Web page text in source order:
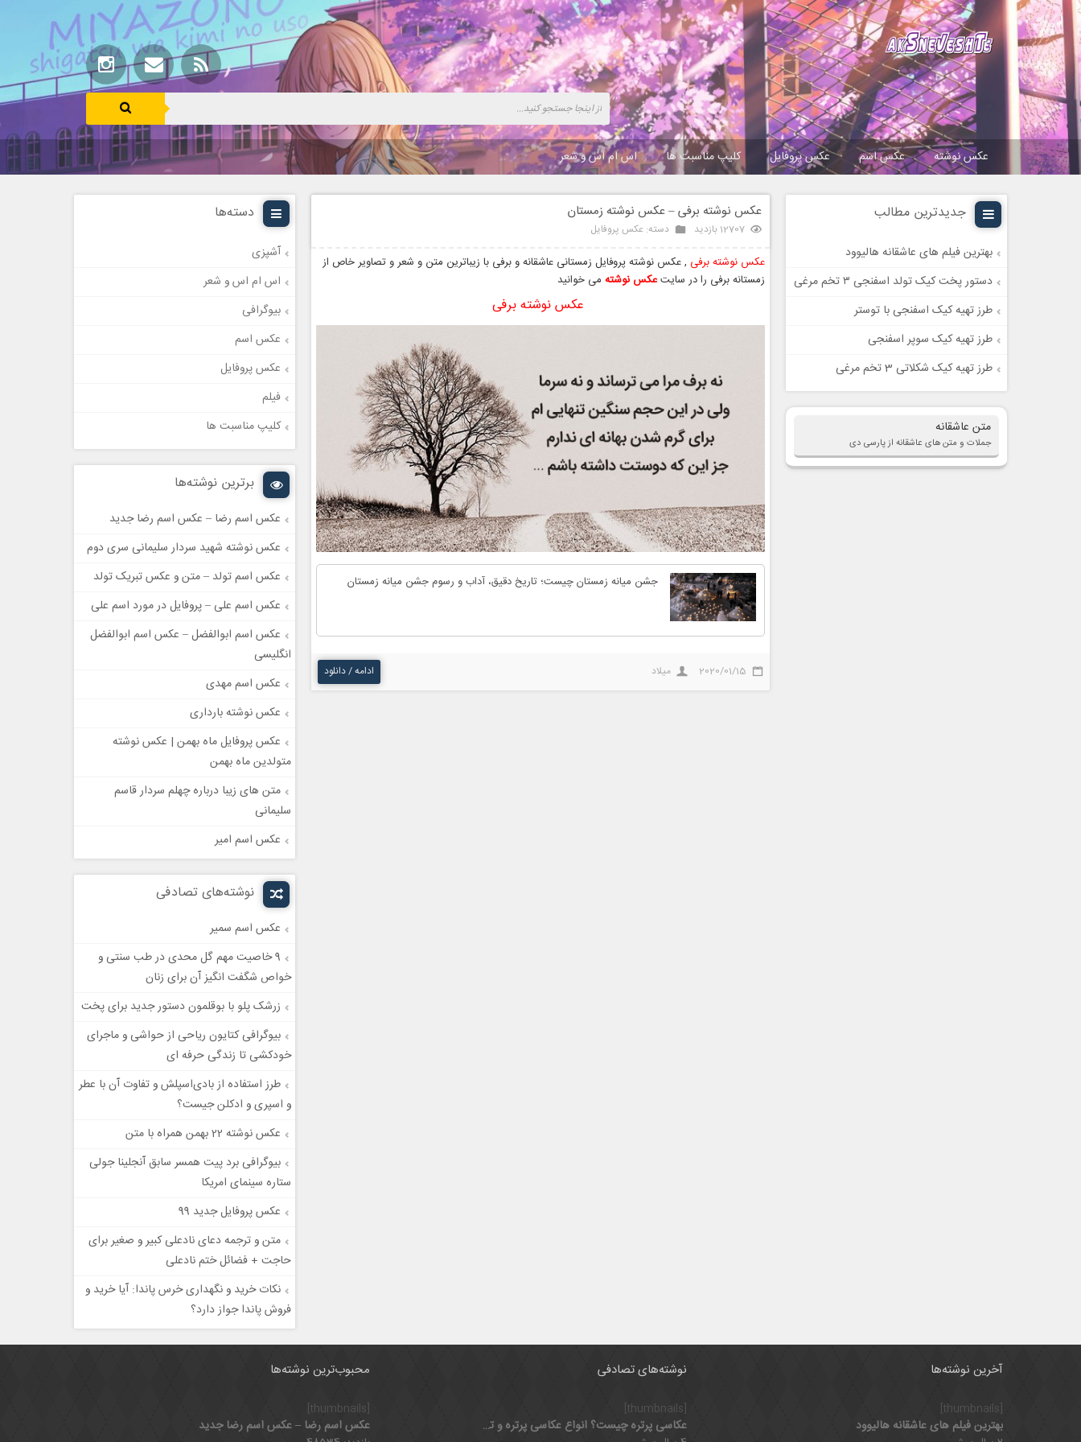
عکس نوشته عکس اسم عکس پروفایل کلیپ مناسبت ها اس ام اس و شعر
جدیدترین مطالب
بهترین فیلم های عاشقانه هالیوود
دستور پخت کیک تولد اسفنجی ۳ تخم مرغی
طرز تهیه کیک اسفنجی با توستر
طرز تهیه کیک سوپر اسفنجی
طرز تهیه کیک شکلاتی 3 تخم مرغی
متن عاشقانه
جملات و متن های عاشقانه از پارسی دی
عکس نوشته برفی – عکس نوشته زمستان
12707 بازدید دسته: عکس پروفایل
عکس نوشته برفی , عکس نوشته پروفایل زمستانی عاشقانه و برفی با زیباترین متن و شعر و تصاویر خاص از
زمستانه برفی را در سایتعکس نوشته می خوانید
عکس نوشته برفی
جشن میانه زمستان چیست؛ تاریخ دقیق، آداب و رسوم جشن میانه زمستان
2020/01/15 میلاد ادامه / دانلود
دسته‌ها
آشپزی
اس ام اس و شعر
بیوگرافی
عکس اسم
عکس پروفایل
فیلم
کلیپ مناسبت ها
برترین نوشته‌ها
عکس اسم رضا – عکس اسم رضا جدید
عکس نوشته شهید سردار سلیمانی سری دوم
عکس اسم تولد – متن و عکس تبریک تولد
عکس اسم علی – پروفایل در مورد اسم علی
عکس اسم ابوالفضل – عکس اسم ابوالفضل
انگلیسی
عکس اسم مهدی
عکس نوشته بارداری
عکس پروفایل ماه بهمن | عکس نوشته
متولدین ماه بهمن
متن های زیبا درباره چهلم سردار قاسم
سلیمانی
عکس اسم امیر
نوشته‌های تصادفی
عکس اسم سمیر
9 خاصیت مهم گل محدی در طب سنتی و
خواص شگفت انگیز آن برای زنان
زرشک پلو با بوقلمون دستور جدید برای پخت
بیوگرافی کتایون ریاحی از حواشی و ماجرای
خودکشی تا زندگی حرفه ای
طرز استفاده از بادی‌اسپلش و تفاوت آن با عطر
و اسپری و ادکلن جیست؟
عکس نوشته 22 بهمن همراه با متن
بیوگرافی برد پیت همسر سابق آنجلینا جولی
ستاره سینمای امریکا
عکس پروفایل جدید 99
متن و ترجمه دعای نادعلی کبیر و صغیر برای
حاجت + فضائل ختم نادعلی
نکات خرید و نگهداری خرس پاندا: آیا خرید و
فروش پاندا جواز دارد؟
آخرین نوشته‌ها
بهترین فیلم های عاشقانه هالیوود
نوشته‌های تصادفی
[thumbnails]
عکاسی پرتره چیست؟ انواع عکاسی پرتره و تجهیزات مورد نیاز در آن
محبوب‌ترین نوشته‌ها
[thumbnails]
عکس اسم رضا – عکس اسم رضا جدید